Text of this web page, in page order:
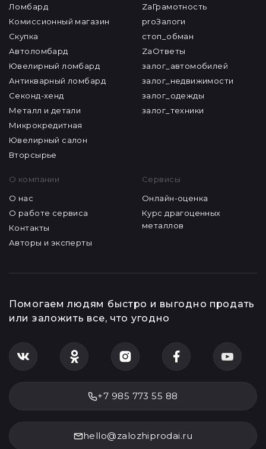
Ломбард
Комиссионный магазин
Скупка
Автоломбард
Ювелирный ломбард
Антикварный ломбард
Секонд-хенд
Металл и детали
Микрокредитная
Ювелирный салон
Вторсырье
ZaГрамотность
proЗалоги
стоп_обман
ZaОтветы
залог_автомобилей
залог_недвижимости
залог_одежды
залог_техники
О компании
О нас
О работе сервиса
Контакты
Авторы и эксперты
Сервисы
Онлайн-оценка
Курс драгоценных
металлов
Помогаем людям быстро и выгодно продать
или заложить все, что угодно
+7 985 773 55 88
hello@zalozhiprodai.ru